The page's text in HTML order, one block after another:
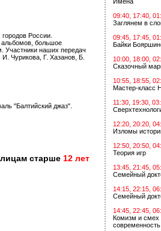
России.
альбомов, большое
Участники наших передач
Чурикова, Г. Хазанов, Б.
"Балтийский джаз".
старше 12 лет
09:40, 17:40,
Заглянем в
09:45, 17:45,
Байки
10:00, 18:00,
Сказочный
10:55, 18:55,
Мастер-класс
11:30, 19:30,
12:20, 20:20,
Изломы
12:50, 20:50,
Теория игр
13:45, 21:45,
Семейный
14:15, 22:15,
Семейный
14:45, 22:45,
Комизм и смех
современность